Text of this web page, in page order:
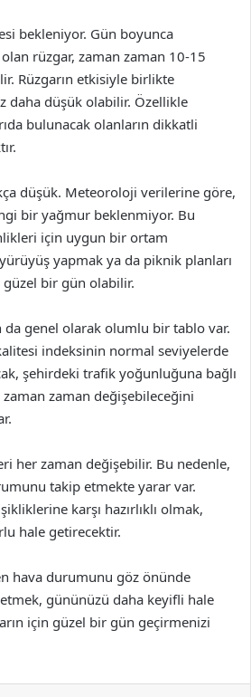
bekleniyor. Gün boyunca
rüzgar, zaman zaman 10-15
Rüzgarın etkisiyle birlikte
daha düşük olabilir. Özellikle
bulunacak olanların dikkatli
düşük. Meteoroloji verilerine göre,
bir yağmur beklenmiyor. Bu
için uygun bir ortam
yapmak ya da piknik planları
bir gün olabilir.
da genel olarak olumlu bir tablo var.
indeksinin normal seviyelerde
şehirdeki trafik yoğunluğuna bağlı
zaman değişebileceğini
her zaman değişebilir. Bu nedenle,
takip etmekte yarar var.
karşı hazırlıklı olmak,
hale getirecektir.
hava durumunu göz önünde
gününüzü daha keyifli hale
için güzel bir gün geçirmenizi